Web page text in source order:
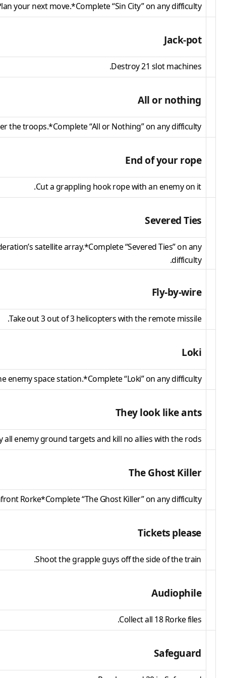
your next move.*Complete “Sin City” on any difficulty.
Jack-pot
Destroy 21 slot machines.
All or nothing
the troops.*Complete “All or Nothing” on any difficulty.
End of your rope
Cut a grappling hook rope with an enemy on it.
Severed Ties
satellite array.*Complete “Severed Ties” on any
difficulty.
Fly-by-wire
Take out 3 out of 3 helicopters with the remote missile.
Loki
enemy space station.*Complete “Loki” on any difficulty.
They look like ants
all enemy ground targets and kill no allies with the rods.
The Ghost Killer
Rorke*Complete “The Ghost Killer” on any difficulty.
Tickets please
Shoot the grapple guys off the side of the train.
Audiophile
Collect all 18 Rorke files.
Safeguard